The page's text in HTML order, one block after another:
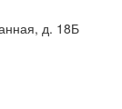
д. 18Б